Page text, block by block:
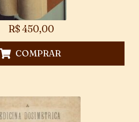
R$ 450,00
COMPRAR